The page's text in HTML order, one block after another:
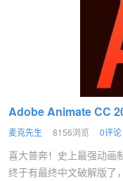
Adobe Animate CC
麦克先生 8156浏览 0评论
喜大普奔！史上最强动画
终于有最终中文破解版了